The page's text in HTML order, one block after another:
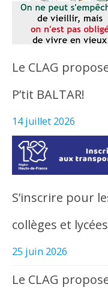
Le CLAG
P’tit BALTAR!
14 juillet 2026
S’inscrire pour
collèges et
25 juin 2026
Le CLAG